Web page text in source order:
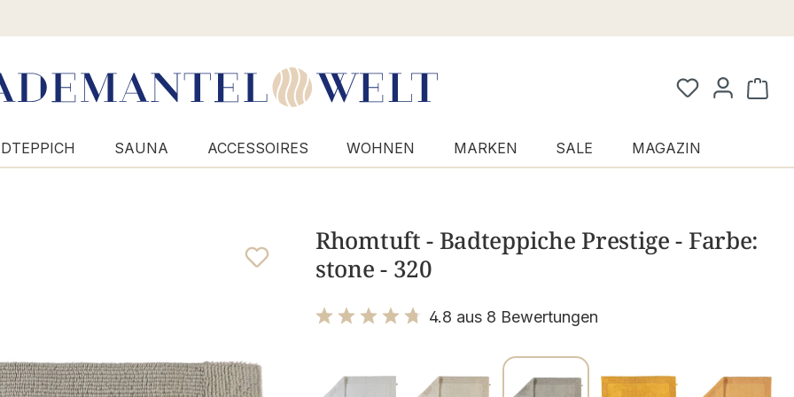
SAUNA ACCESSOIRES WOHNEN MARKEN SALE MAGAZIN
Rhomtuft - Badteppiche Prestige - Farbe:
stone - 320
4.8 aus 8 Bewertungen